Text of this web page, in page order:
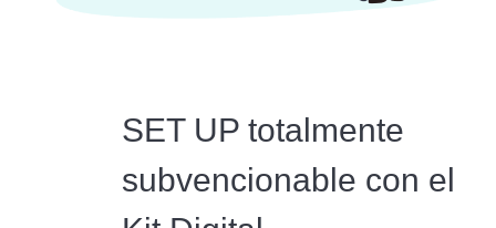
SET UP totalmente
subvencionable con el